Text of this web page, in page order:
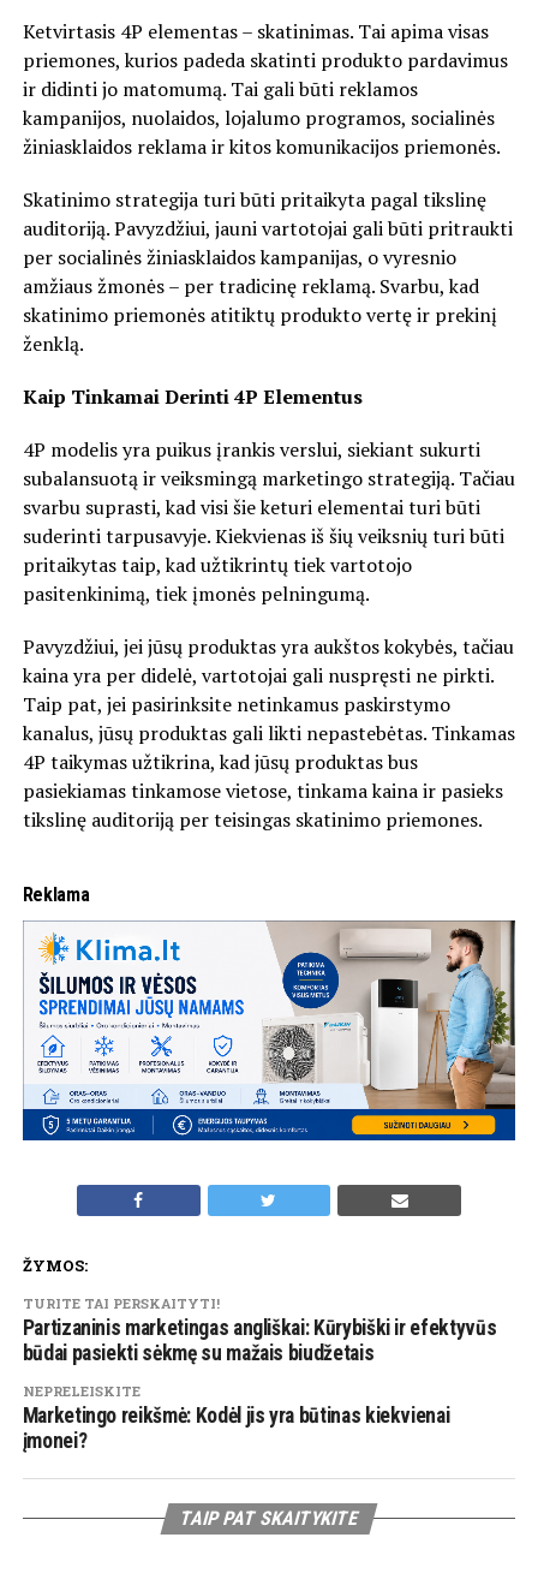
Ketvirtasis 4P elementas – skatinimas. Tai apima visas
priemones, kurios padeda skatinti produkto pardavimus
ir didinti jo matomumą. Tai gali būti reklamos
kampanijos, nuolaidos, lojalumo programos, socialinės
žiniasklaidos reklama ir kitos komunikacijos priemonės.
Skatinimo strategija turi būti pritaikyta pagal tikslinę
auditoriją. Pavyzdžiui, jauni vartotojai gali būti pritraukti
per socialinės žiniasklaidos kampanijas, o vyresnio
amžiaus žmonės – per tradicinę reklamą. Svarbu, kad
skatinimo priemonės atitiktų produkto vertę ir prekinį
ženklą.
Kaip Tinkamai Derinti 4P Elementus
4P modelis yra puikus įrankis verslui, siekiant sukurti
subalansuotą ir veiksmingą marketingo strategiją. Tačiau
svarbu suprasti, kad visi šie keturi elementai turi būti
suderinti tarpusavyje. Kiekvienas iš šių veiksnių turi būti
pritaikytas taip, kad užtikrintų tiek vartotojo
pasitenkinimą, tiek įmonės pelningumą.
Pavyzdžiui, jei jūsų produktas yra aukštos kokybės, tačiau
kaina yra per didelė, vartotojai gali nuspręsti ne pirkti.
Taip pat, jei pasirinksite netinkamus paskirstymo
kanalus, jūsų produktas gali likti nepastebėtas. Tinkamas
4P taikymas užtikrina, kad jūsų produktas bus
pasiekiamas tinkamose vietose, tinkama kaina ir pasieks
tikslinę auditoriją per teisingas skatinimo priemones.
Reklama
ŽYMOS:
TURITE TAI PERSKAITYTI!
Partizaninis marketingas angliškai: Kūrybiški ir efektyvūs
būdai pasiekti sėkmę su mažais biudžetais
NEPRELEISKITE
Marketingo reikšmė: Kodėl jis yra būtinas kiekvienai
įmonei?
TAIP PAT SKAITYKITE